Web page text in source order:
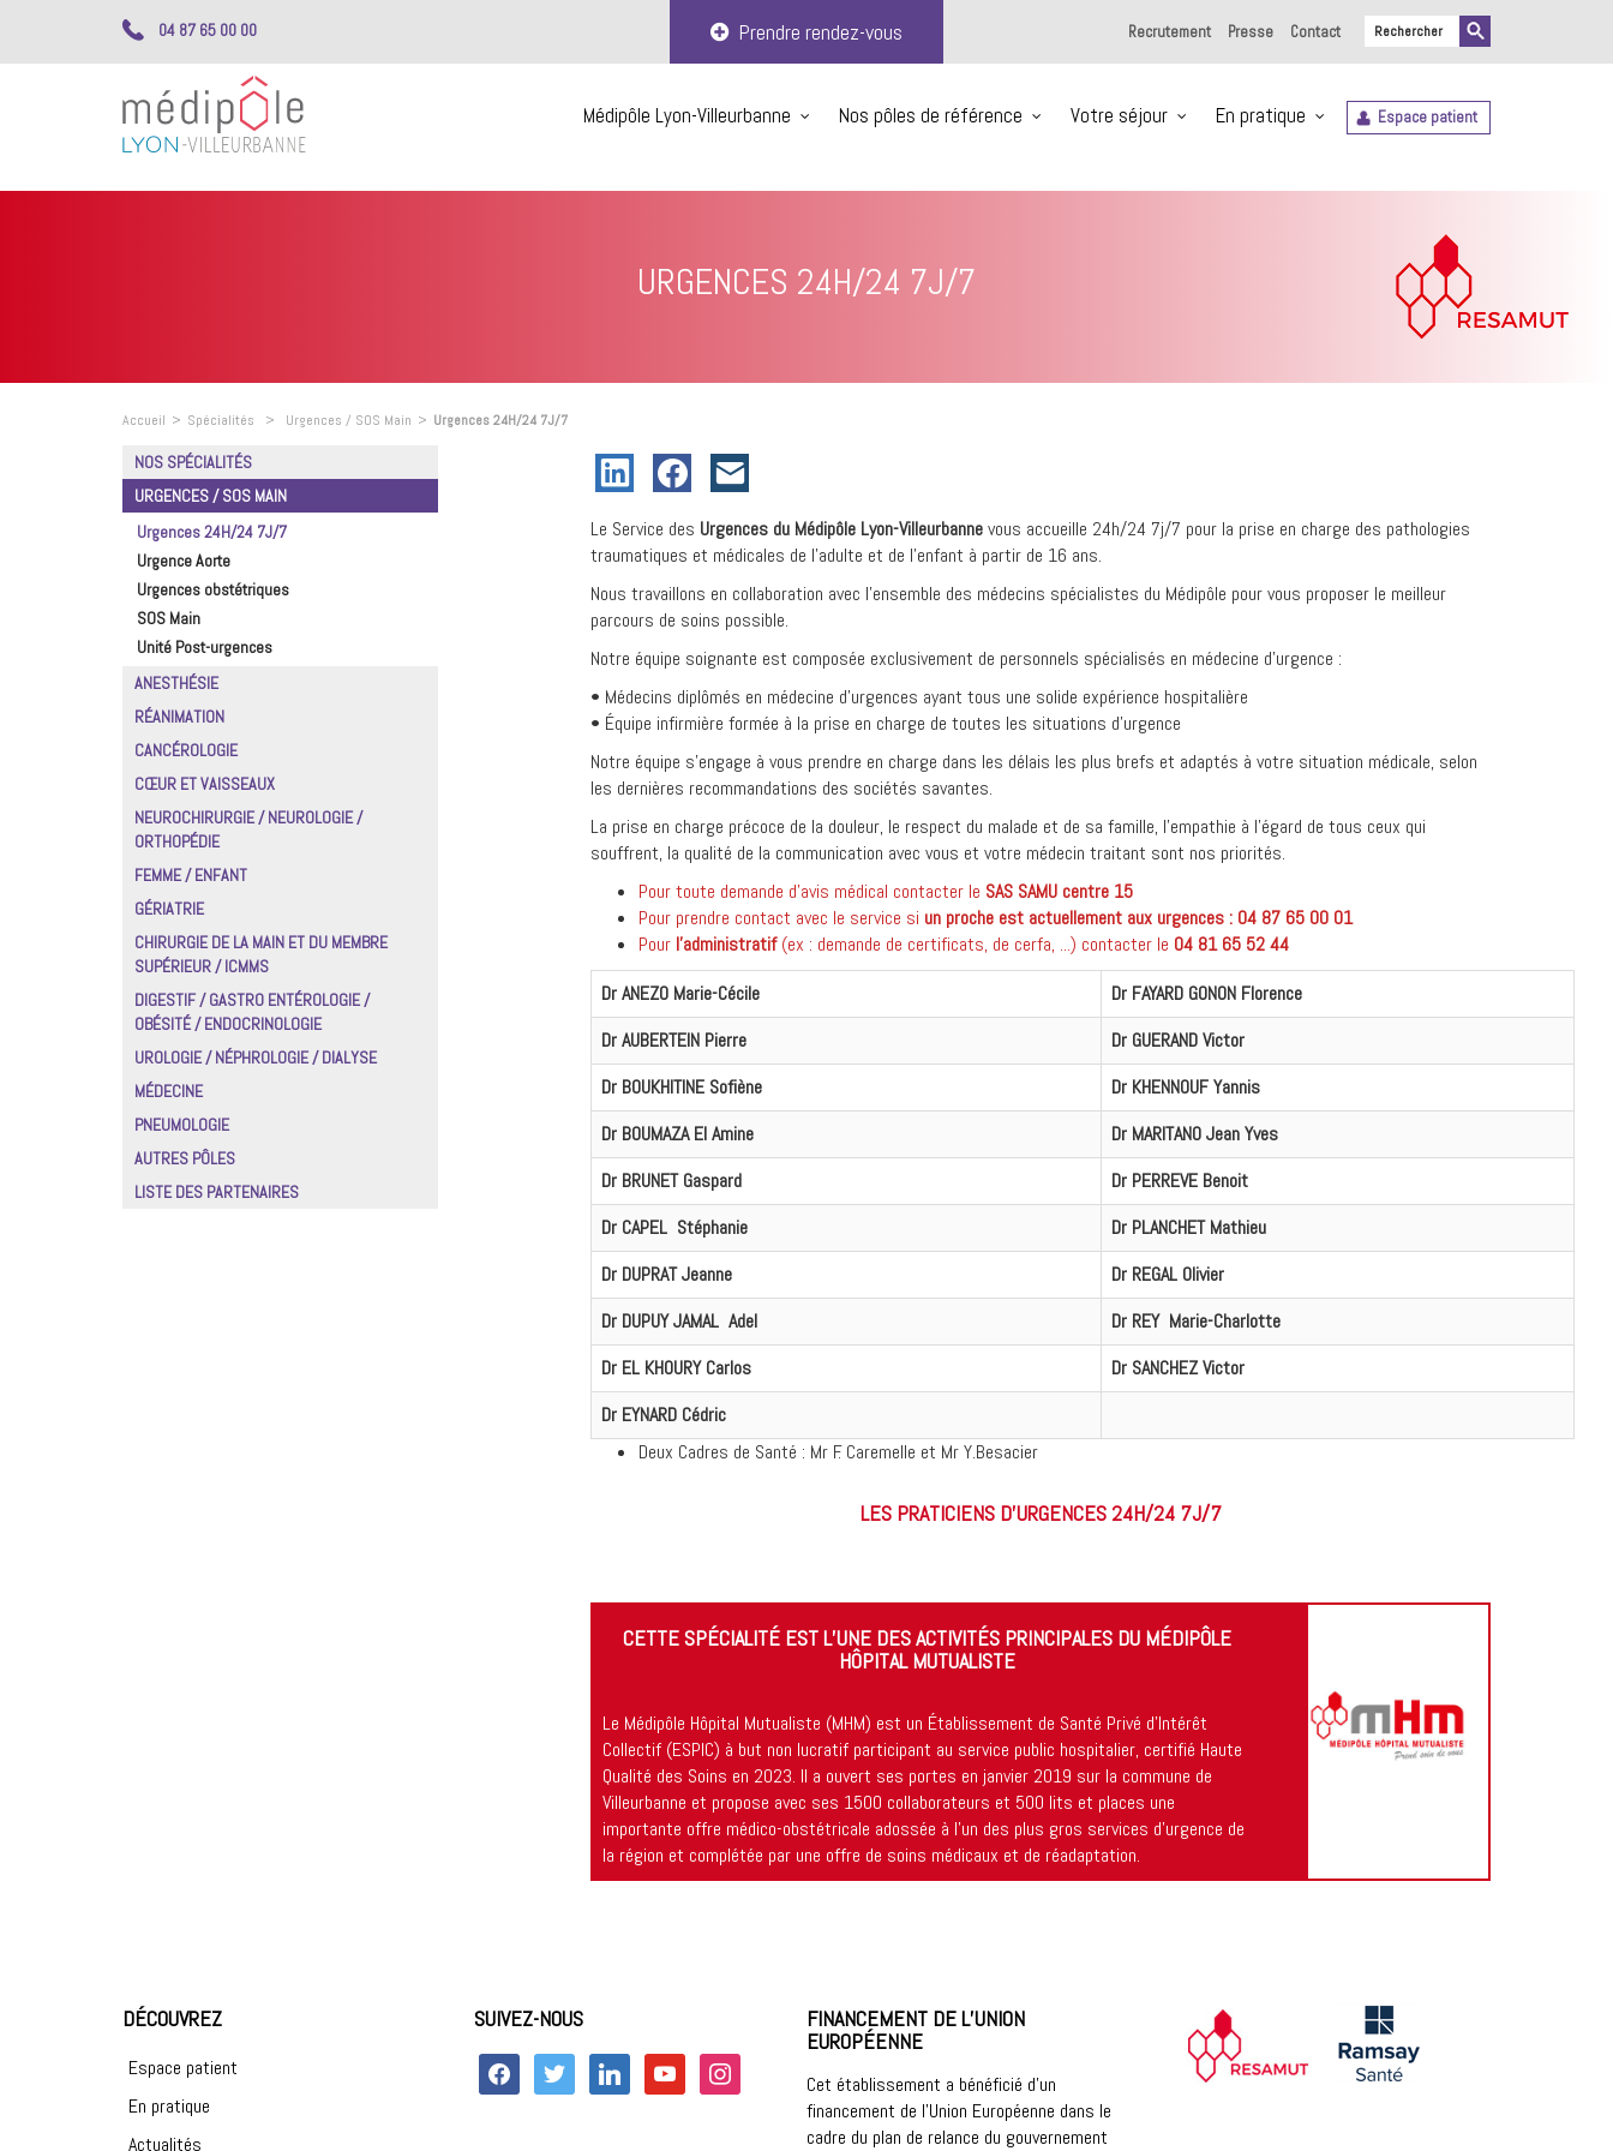
04 87 65 00 00 Prendre rendez-vous Recrutement Presse Contact
Médipôle Lyon-Villeurbanne Nos pôles de référence Votre séjour En pratique Espace patient
URGENCES 24H/24 7J/7
Accueil > Spécialités > Urgences / SOS Main > Urgences 24H/24 7J/7
NOS SPÉCIALITÉS
URGENCES / SOS MAIN
Urgences 24H/24 7J/7
Urgence Aorte
Urgences obstétriques
SOS Main
Unité Post-urgences
ANESTHÉSIE
RÉANIMATION
CANCÉROLOGIE
CŒUR ET VAISSEAUX
NEUROCHIRURGIE / NEUROLOGIE /
ORTHOPÉDIE
FEMME / ENFANT
GÉRIATRIE
CHIRURGIE DE LA MAIN ET DU MEMBRE
SUPÉRIEUR / ICMMS
DIGESTIF / GASTRO ENTÉROLOGIE /
OBÉSITÉ / ENDOCRINOLOGIE
UROLOGIE / NÉPHROLOGIE / DIALYSE
MÉDECINE
PNEUMOLOGIE
AUTRES PÔLES
LISTE DES PARTENAIRES
Le Service des Urgences du Médipôle Lyon-Villeurbannevous accueille 24h/24 7j/7 pour la prise en charge des pathologies
traumatiques et médicales de l’adulte et de l’enfant à partir de 16 ans.
Nous travaillons en collaboration avec l’ensemble des médecins spécialistes du Médipôle pour vous proposer le meilleur
parcours de soins possible.
Notre équipe soignante est composée exclusivement de personnels spécialisés en médecine d’urgence :
• Médecins diplômés en médecine d’urgences ayant tous une solide expérience hospitalière
• Équipe infirmière formée à la prise en charge de toutes les situations d’urgence
Notre équipe s’engage à vous prendre en charge dans les délais les plus brefs et adaptés à votre situation médicale, selon
les dernières recommandations des sociétés savantes.
La prise en charge précoce de la douleur, le respect du malade et de sa famille, l’empathie à l’égard de tous ceux qui
souffrent, la qualité de la communication avec vous et votre médecin traitant sont nos priorités.
Pour toute demande d'avis médical contacter le SAS SAMU centre 15
Pour prendre contact avec le service si un proche est actuellement aux urgences : 04 87 65 00 01
Pour l'administratif(ex : demande de certificats, de cerfa, ...) contacter le 04 81 65 52 44
Dr ANEZO Marie-Cécile
Dr FAYARD GONON Florence
Dr AUBERTEIN Pierre
Dr GUERAND Victor
Dr BOUKHITINE Sofiène
Dr KHENNOUF Yannis
Dr BOUMAZA El Amine
Dr MARITANO Jean Yves
Dr BRUNET Gaspard
Dr PERREVE Benoit
Dr CAPEL Stéphanie
Dr PLANCHET Mathieu
Dr DUPRAT Jeanne
Dr REGAL Olivier
Dr DUPUY JAMAL Adel
Dr REY Marie-Charlotte
Dr EL KHOURY Carlos
Dr SANCHEZ Victor
Dr EYNARD Cédric
Deux Cadres de Santé : Mr F. Caremelle et Mr Y.Besacier
LES PRATICIENS D'URGENCES 24H/24 7J/7
CETTE SPÉCIALITÉ EST L’UNE DES ACTIVITÉS PRINCIPALES DU MÉDIPÔLE
HÔPITAL MUTUALISTE
Le Médipôle Hôpital Mutualiste (MHM) est un Établissement de Santé Privé d’Intérêt
Collectif (ESPIC) à but non lucratif participant au service public hospitalier, certifié Haute
Qualité des Soins en 2023. Il a ouvert ses portes en janvier 2019 sur la commune de
Villeurbanne et propose avec ses 1500 collaborateurs et 500 lits et places une
importante offre médico-obstétricale adossée à l’un des plus gros services d’urgence de
la région et complétée par une offre de soins médicaux et de réadaptation.
DÉCOUVREZ
Espace patient
En pratique
Actualités
SUIVEZ-NOUS
facebook twitter linkedin youtube instagram
FINANCEMENT DE L’UNION
EUROPÉENNE
Cet établissement a bénéficié d’un
financement de l’Union Européenne dans le
cadre du plan de relance du gouvernement